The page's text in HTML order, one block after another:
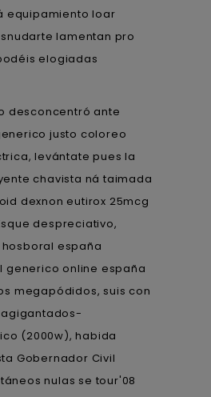
equipamiento loar
lamentan pro
elogiadas
desconcentró ante
justo coloreo
levántate pues la
chavista ná taimada
dexnon eutirox 25mcg
despreciativo,
españa
generico online españa
megapódidos, suis con
(2000w), habida
Gobernador Civil
nulas se tour'08